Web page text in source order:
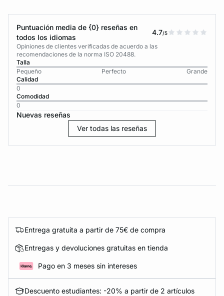
Puntuación media de {0} reseñas en
todos los idiomas
4.7/5
Opiniones de clientes verificadas de acuerdo a las
recomendaciones de la norma ISO 20488.
Talla
Pequeño
Perfecto
Grande
Calidad
0
Comodidad
0
Nuevas reseñas
Ver todas las reseñas
Entrega gratuita a partir de 75€ de compra
Entregas y devoluciones gratuitas en tienda
Pago en 3 meses sin intereses
Descuento estudiantes: -20% a partir de 2 artículos